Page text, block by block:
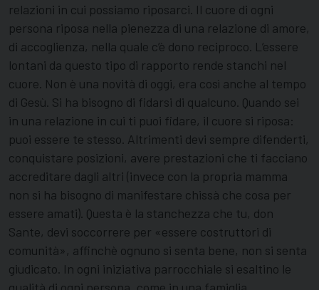
relazioni in cui possiamo riposarci. Il cuore di ogni
persona riposa nella pienezza di una relazione di amore,
di accoglienza, nella quale c’è dono reciproco. L’essere
lontani da questo tipo di rapporto rende stanchi nel
cuore. Non è una novità di oggi, era così anche al tempo
di Gesù. Si ha bisogno di fidarsi di qualcuno. Quando sei
in una relazione in cui ti puoi fidare, il cuore si riposa:
puoi essere te stesso. Altrimenti devi sempre difenderti,
conquistare posizioni, avere prestazioni che ti facciano
accreditare dagli altri (invece con la propria mamma
non si ha bisogno di manifestare chissà che cosa per
essere amati). Questa è la stanchezza che tu, don
Sante, devi soccorrere per «essere costruttori di
comunità», affinchè ognuno si senta bene, non si senta
giudicato. In ogni iniziativa parrocchiale si esaltino le